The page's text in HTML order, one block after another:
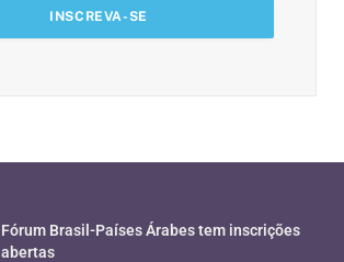
Fórum Brasil-Países Árabes tem inscrições
abertas